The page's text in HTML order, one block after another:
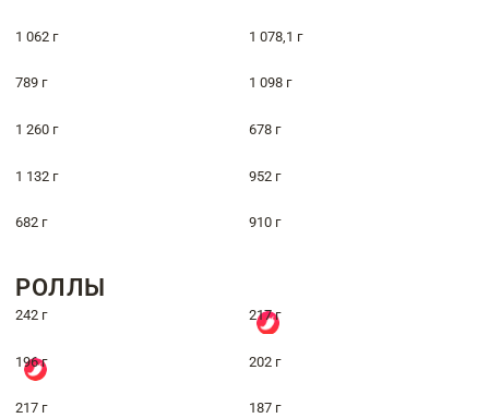
1 062 г 1 078,1 г
789 г 1 098 г
1 260 г 678 г
1 132 г 952 г
682 г 910 г
РОЛЛЫ
242 г 217 г
196 г 202 г
217 г 187 г